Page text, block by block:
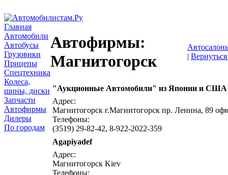
Главная
Автомобили
Автобусы
Грузовики
Прицепы
Спецтехника
Колеса,
шины, диски
Запчасти
Автофирмы
Дилеры
По городам
Автофирмы:
Магнитогорск
|
"Аукционные Автомобили" из Японии и США
Адрес:
Магнитогорск г.Магнитогорск пр. Ленина, 89
Телефоны:
(3519) 29-82-42, 8-922-2022-359
Agapiyadef
Адрес:
Магнитогорск Kiev
Телефоны: